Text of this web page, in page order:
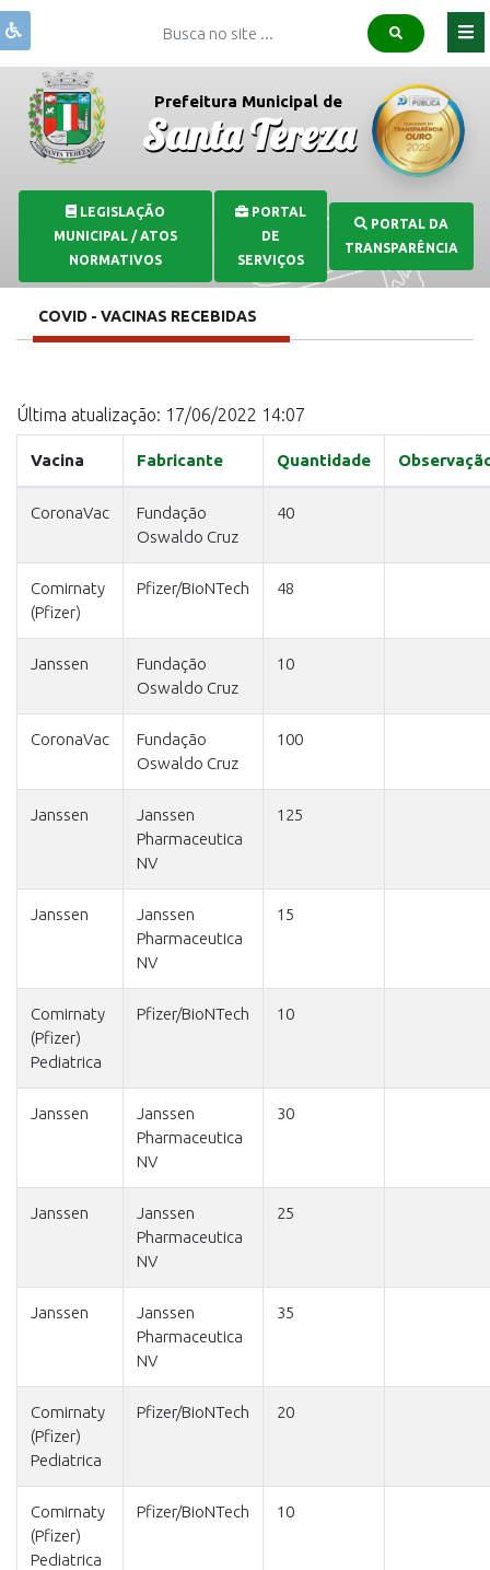
Prefeitura Municipal de
Santa Tereza
LEGISLAÇÃO
MUNICIPAL / ATOS
NORMATIVOS
PORTAL
DE
SERVIÇOS
PORTAL DA
TRANSPARÊNCIA
Institucional
Governo
Publicações
Comunicação
COVID - VACINAS RECEBIDAS
Última atualização: 17/06/2022 14:07
Vacina Fabricante Quantidade
CoronaVac
Fundação
Oswaldo Cruz
40
Comirnaty
(Pfizer)
Pfizer/BioNTech 48
Janssen
Fundação
Oswaldo Cruz
10
CoronaVac
Fundação
Oswaldo Cruz
100
Janssen
Janssen
Pharmaceutica
NV
125
Janssen
Janssen
Pharmaceutica
NV
15
Comirnaty
(Pfizer)
Pediatrica
Pfizer/BioNTech 10
Janssen
Janssen
Pharmaceutica
NV
30
Janssen
Janssen
Pharmaceutica
NV
25
Janssen
Janssen
Pharmaceutica
NV
35
Comirnaty
(Pfizer)
Pediatrica
Pfizer/BioNTech 20
Comirnaty
(Pfizer)
Pediatrica
Pfizer/BioNTech 10